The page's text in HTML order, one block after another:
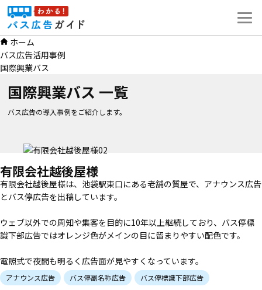
ン
ツ
へ
ホーム
バス広告活用事例
国際興業バス
国際興業バス 一覧
バス広告の導入事例をご紹介します。
有限会社越後屋様
有限会社越後屋様は、池袋駅東口にある老舗の質屋で、アナウンス広告
とバス停広告を出稿しています。
ウェブ以外での周知や集客を目的に10年以上継続しており、バス停標
識下部広告ではオレンジ色がメインの目に留まりやすい配色です。
電照式で夜間も明るく広告面が見やすくなっています。
アナウンス広告 バス停副名称広告
バス停標識下部広告